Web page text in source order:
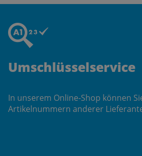
Umschlüsselservice
In unserem Online-Shop können
Artikelnummern anderer